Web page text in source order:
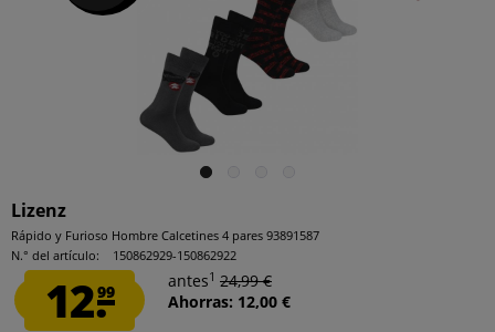
Lizenz
Rápido y Furioso Hombre Calcetines 4 pares 93891587
N.° del artículo:
150862929-150862922
12.99
antes1 24,99 €
Ahorras: 12,00 €